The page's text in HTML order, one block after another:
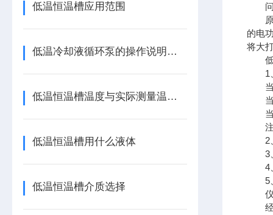
低温恒温槽应用范围
低温冷却液循环泵的操作说明和注意事项
低温恒温槽温度与实际测量温度误差允许范围
低温恒温槽用什么液体
低温恒温槽介质选择
问题
原因
的电
将大
低
1、
当
当
当
注
2、
3、
4、
5、
仪
经